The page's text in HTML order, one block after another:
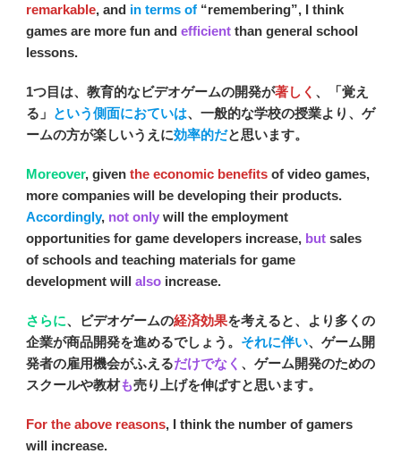
remarkable, and in terms of “remembering”, I think
games are more fun and efficient than general school
lessons.
1つ目は、教育的なビデオゲームの開発が著しく 、「覚え
る」 という側面におていは、一般的な学校の授業より、ゲ
ームの方が楽しいうえに効率的だと思います。
Moreover, given the economic benefits of video games,
more companies will be developing their products.
Accordingly, not only will the employment
opportunities for game developers increase, but sales
of schools and teaching materials for game
development will also increase.
さらに、ビデオゲームの経済効果を考えると、より多くの
企業が商品開発を進めるでしょう。 それに伴い、ゲーム開
発者の雇用機会がふえるだけでなく 、ゲーム開発のための
スクールや教材も売り上げを伸ばすと思います。
For the above reasons, I think the number of gamers
will increase.